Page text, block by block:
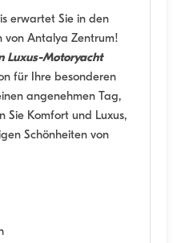
erwartet Sie in den
von Antalya Zentrum!
Luxus-Motoryacht
für Ihre besonderen
angenehmen Tag,
Sie Komfort und Luxus,
Schönheiten von